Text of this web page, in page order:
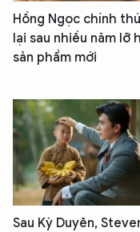
Hồng Ngọc chính
lại sau nhiều năm lỡ
sản phẩm mới
Sau Kỳ Duyên,